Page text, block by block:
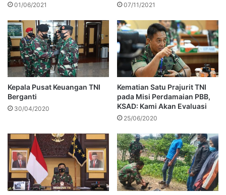
01/06/2021 07/11/2021
Kepala Pusat Keuangan TNI
Berganti
30/04/2020
Kematian Satu Prajurit TNI
pada Misi Perdamaian PBB,
KSAD: Kami Akan Evaluasi
25/06/2020